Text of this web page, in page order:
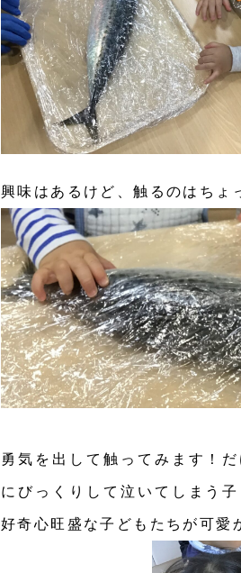
興味はあるけど、触るのはちょ
勇気を出して触ってみます！
にびっくりして泣いてしまう
好奇心旺盛な子どもたちが可愛